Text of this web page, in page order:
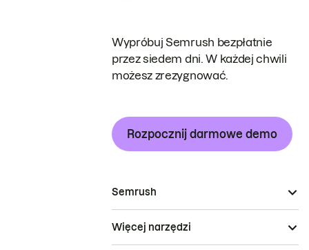
Wypróbuj Semrush bezpłatnie
przez siedem dni. W każdej chwili
możesz zrezygnować.
Rozpocznij darmowe demo
Semrush
Więcej narzędzi